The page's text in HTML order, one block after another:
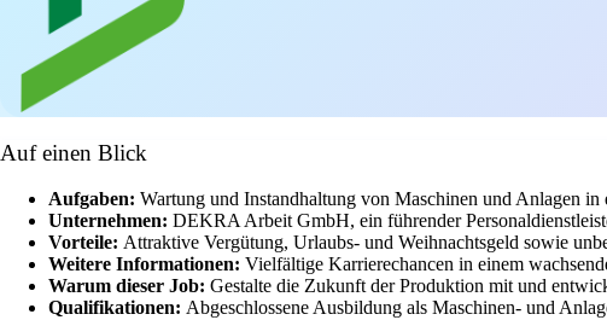
Auf einen Blick
Aufgaben: Wartung und Instandhaltung von Maschinen und Anlagen
Unternehmen: DEKRA Arbeit GmbH, ein führender
Vorteile: Attraktive Vergütung, Urlaubs- und Weihnachtsgeld sowie
Weitere Informationen: Vielfältige Karrierechancen in einem
Warum dieser Job: Gestalte die Zukunft der Produktion mit und
Qualifikationen: Abgeschlossene Ausbildung als Maschinen- und